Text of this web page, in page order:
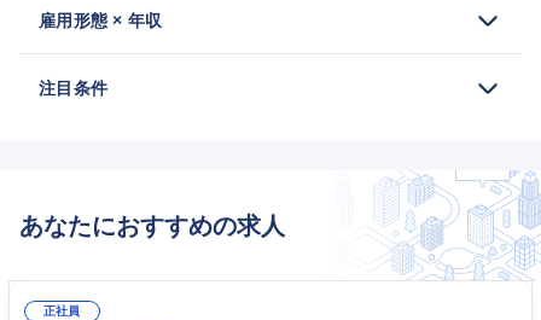
雇用形態 × 年収
注目条件
あなたにおすすめの求人
正社員